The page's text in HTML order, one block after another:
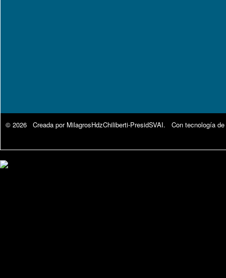
© 2026 Creada por MilagrosHdzChiliberti-PresidSVAI. Con tecnología de